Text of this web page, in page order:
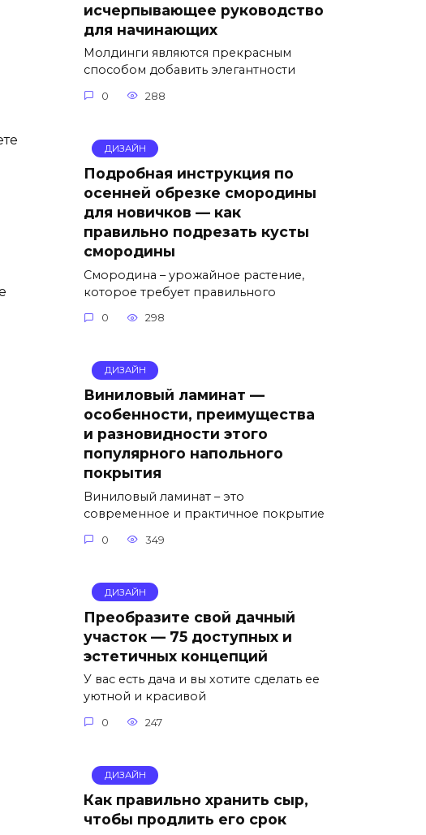
исчерпывающее руководство
для начинающих
Молдинги являются прекрасным
способом добавить элегантности
0 288
ДИЗАЙН
Подробная инструкция по
осенней обрезке смородины
для новичков — как
правильно подрезать кусты
смородины
Смородина – урожайное растение,
которое требует правильного
0 298
ДИЗАЙН
Виниловый ламинат —
особенности, преимущества
и разновидности этого
популярного напольного
покрытия
Виниловый ламинат – это
современное и практичное покрытие
0 349
ДИЗАЙН
Преобразите свой дачный
участок — 75 доступных и
эстетичных концепций
У вас есть дача и вы хотите сделать ее
уютной и красивой
0 247
ДИЗАЙН
Как правильно хранить сыр,
чтобы продлить его срок